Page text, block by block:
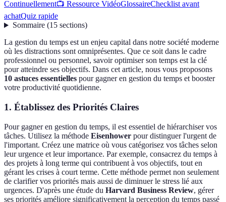
Continuellement📺 Ressource VidéoGlossaireChecklist avant
achatQuiz rapide
Sommaire(15 sections)
La gestion du temps est un enjeu capital dans notre société moderne
où les distractions sont omniprésentes. Que ce soit dans le cadre
professionnel ou personnel, savoir optimiser son temps est la clé
pour atteindre ses objectifs. Dans cet article, nous vous proposons
10 astuces essentielles pour gagner en gestion du temps et booster
votre productivité quotidienne.
1. Établissez des Priorités Claires
Pour gagner en gestion du temps, il est essentiel de hiérarchiser vos
tâches. Utilisez la méthode Eisenhower pour distinguer l'urgent de
l'important. Créez une matrice où vous catégorisez vos tâches selon
leur urgence et leur importance. Par exemple, consacrez du temps à
des projets à long terme qui contribuent à vos objectifs, tout en
gérant les crises à court terme. Cette méthode permet non seulement
de clarifier vos priorités mais aussi de diminuer le stress lié aux
urgences. D'après une étude du Harvard Business Review, gérer
ses priorités améliore significativement la perception du temps passé